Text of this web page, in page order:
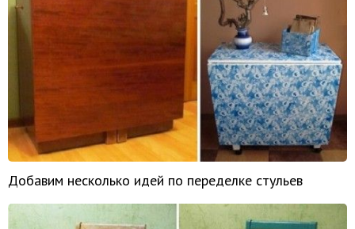
Добавим несколько идей по переделке стульев